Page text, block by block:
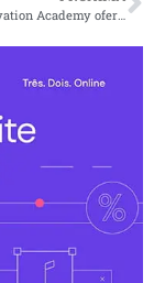
Plataforma Inovation Academy oferta conteúdo em tecnologia